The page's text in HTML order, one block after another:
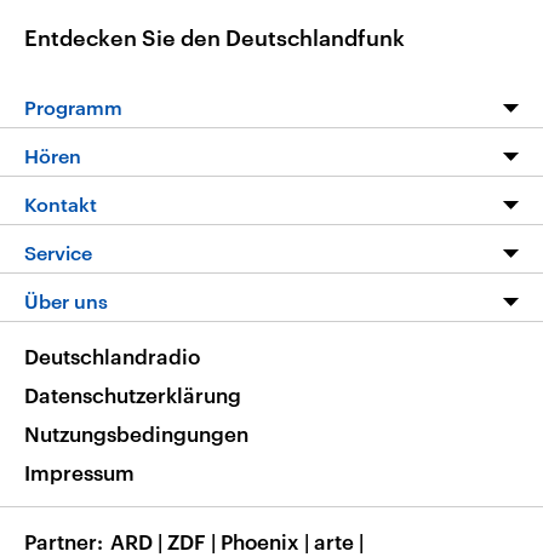
Entdecken Sie den Deutschlandfunk
Programm
Programm
Die Nachrichten
Nachrichtenleicht
Neue Beiträge auf dlf.de
Hören
Livestream
Podcasts
Deutschlandfunk App
Nachrichten App
Frequenzen
Kontakt
Hörerservice
Service
FAQ
Veranstaltungen
Musikliste
RSS
Über uns
Barrierefreiheit
Deutschlandradio
Datenschutzerklärung
Nutzungsbedingungen
Impressum
Partner ARD | ZDF | Phoenix | arte |